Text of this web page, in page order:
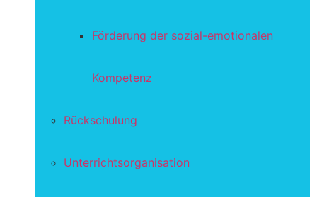
Förderung der sozial-emotionalen
Kompetenz
Rückschulung
Unterrichtsorganisation